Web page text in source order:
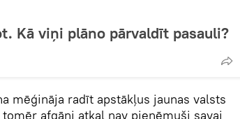
Kā viņi plāno pārvaldīt pasauli?
mēģināja radīt apstākļus jaunas valsts
afgāņi atkal nav pieņēmuši savai